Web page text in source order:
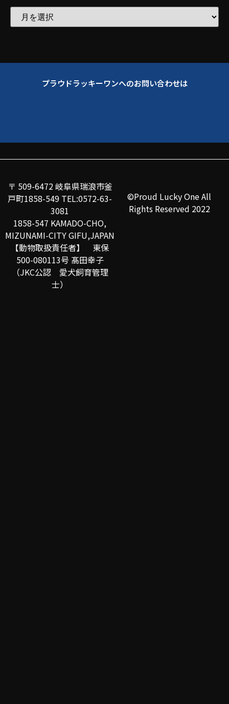
プラウドラッキーワンへのお問い合わせは
〒 509-6472 岐阜県瑞浪市釜
戸町1858-549 TEL:0572-63-
3081
1858-547 KAMADO-CHO,
MIZUNAMI-CITY GIFU,JAPAN
【動物取扱責任者】 東保
500-080113号 髙田幸子
（JKC公認 愛犬飼育管理
士）
©Proud Lucky One All
Rights Reserved 2022